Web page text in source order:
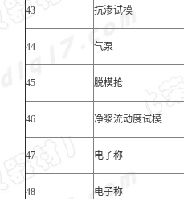
43 抗渗试模
44 气泵
45 脱模抢
46 净浆流动度试模
47 电子称
48 电子称